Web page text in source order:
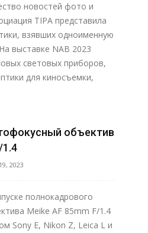
новостей фото и
TIPA представила
взявших одноименную
выставке NAB 2023
световых приборов,
для киносъемки,
объектив
1.4
2023
полнокадрового
Meike AF 85mm F/1.4
Sony E, Nikon Z, Leica L и